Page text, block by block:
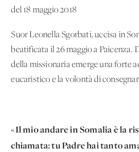
del 18 maggio 2018
Suor Leonella Sgorbati, uccisa in
beatificata il 26 maggio a Paicenza.
della missionaria emerge una forte
eucaristico e la volontà di
«Il mio andare in Somalia è la
chiamata: tu Padre hai tanto